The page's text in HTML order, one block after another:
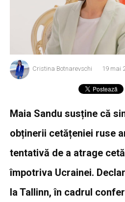
Cristina Botnarevschi 19 mai
Maia Sandu susține că
obținerii cetățeniei ruse
tentativă de a atrage
împotriva Ucrainei.
la Tallinn, în cadrul